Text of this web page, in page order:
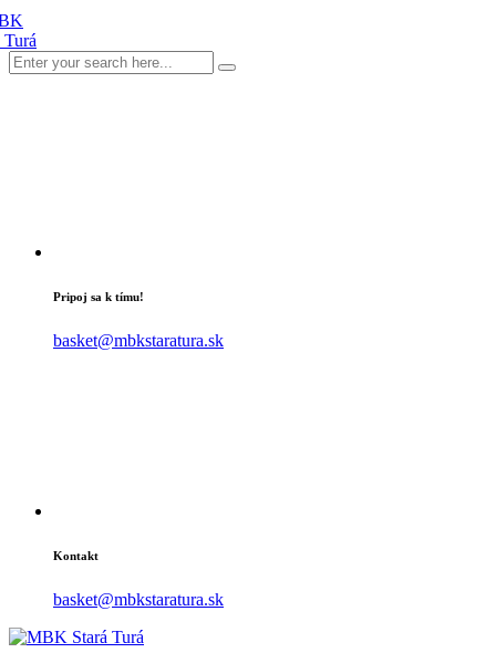
Pripoj sa k tímu!
basket@mbkstaratura.sk
Kontakt
basket@mbkstaratura.sk